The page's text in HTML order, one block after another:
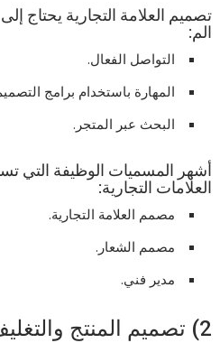
تصميم العلامة التجارية يحتاج
الم:
التواصل الفعال.
المهارة باستخدام برامج
البحث عبر المتجر.
أشهر المسميات الوظيفة التي
العلامات التجارية:
مصمم العلامة التجارية.
مصمم الشعار.
مدير فني.
2) تصميم المنتج والتغليف